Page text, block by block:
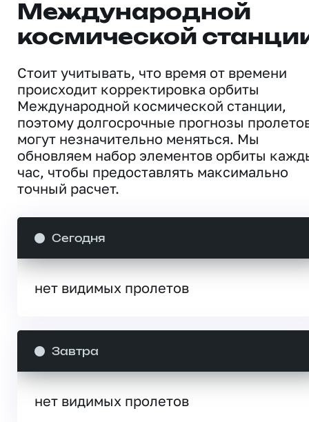
Международной
космической
Стоит учитывать, что время от времени
происходит корректировка орбиты
Международной космической станции,
поэтому долгосрочные прогнозы
могут незначительно меняться. Мы
обновляем набор элементов орбиты
час, чтобы предоставлять максимально
точный расчет.
Сегодня
нет видимых пролетов
Завтра
нет видимых пролетов